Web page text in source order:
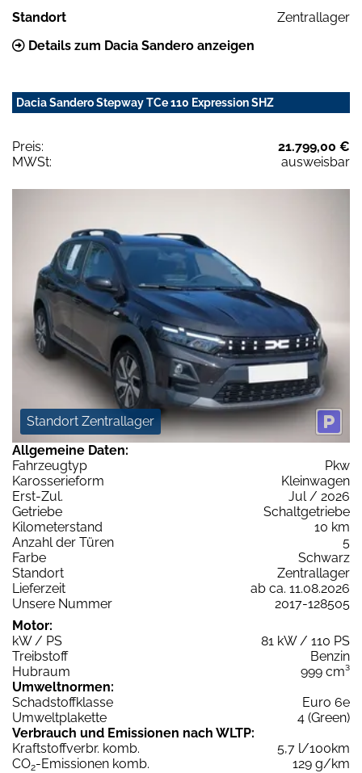
Standort
Zentrallager
Details zum Dacia Sandero anzeigen
Dacia Sandero Stepway TCe 110 Expression SHZ
Preis:
21.799,00 €
MWSt:
ausweisbar
Standort Zentrallager
Allgemeine Daten:
Fahrzeugtyp
Pkw
Karosserieform
Kleinwagen
Erst-Zul.
Jul / 2026
Getriebe
Schaltgetriebe
Kilometerstand
10 km
Anzahl der Türen
5
Farbe
Schwarz
Standort
Zentrallager
Lieferzeit
ab ca. 11.08.2026
Unsere Nummer
2017-128505
Motor:
kW / PS
81 kW / 110 PS
Treibstoff
Benzin
Hubraum
999 cm³
Umweltnormen:
Schadstoffklasse
Euro 6e
Umweltplakette
4 (Green)
Verbrauch und Emissionen nach WLTP:
Kraftstoffverbr. komb.
5,7 l/100km
CO2-Emissionen komb.
129 g/km